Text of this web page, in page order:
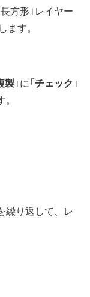
方形」レイヤー
ます。
製 」に「チェック 」
。
繰り返して、レ